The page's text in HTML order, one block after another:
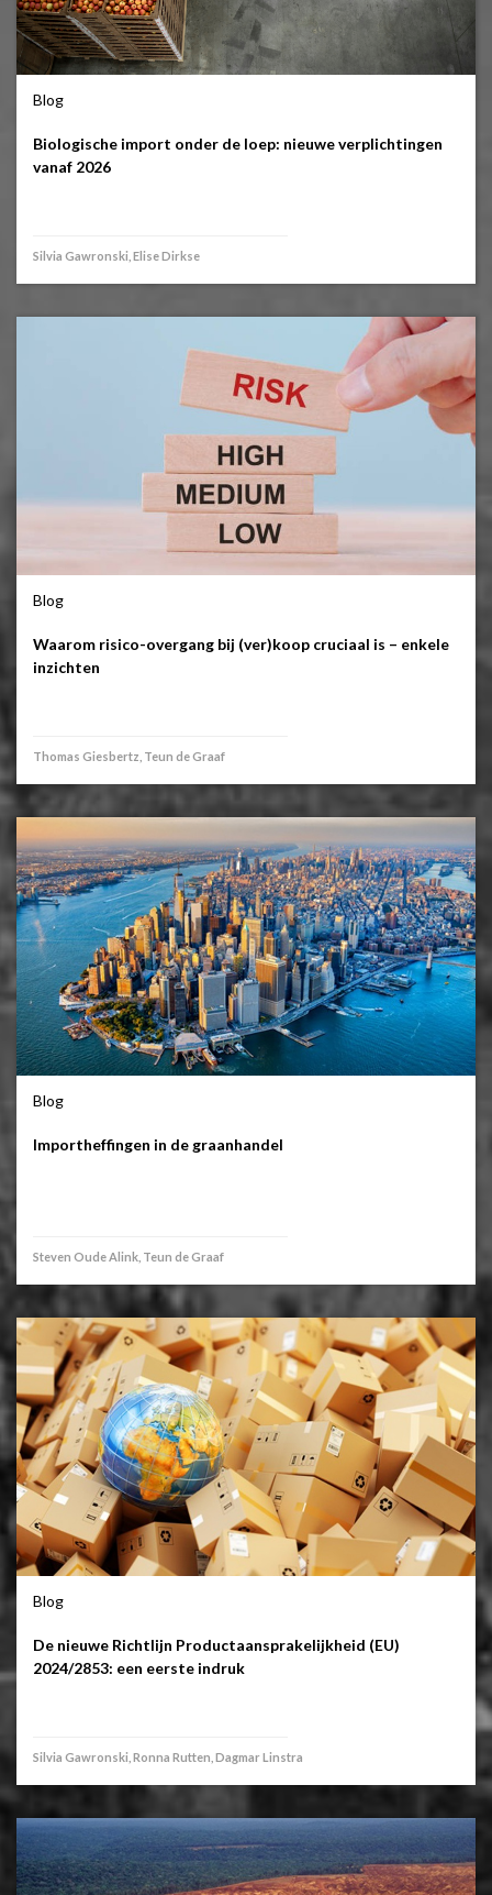
Blog
Biologische import onder de loep: nieuwe verplichtingen
vanaf 2026
Silvia Gawronski, Elise Dirkse
Blog
Waarom risico-overgang bij (ver)koop cruciaal is – enkele
inzichten
Thomas Giesbertz, Teun de Graaf
Blog
Importheffingen in de graanhandel
Steven Oude Alink, Teun de Graaf
Blog
De nieuwe Richtlijn Productaansprakelijkheid (EU)
2024/2853: een eerste indruk
Silvia Gawronski, Ronna Rutten, Dagmar Linstra